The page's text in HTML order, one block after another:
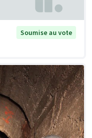
Soumise au vote